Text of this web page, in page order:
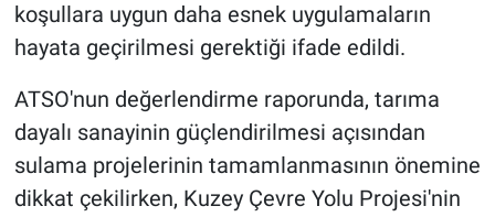
koşullara uygun daha esnek uygulamaların
hayata geçirilmesi gerektiği ifade edildi.
ATSO'nun değerlendirme raporunda, tarıma
dayalı sanayinin güçlendirilmesi açısından
sulama projelerinin tamamlanmasının önemine
dikkat çekilirken, Kuzey Çevre Yolu Projesi'nin